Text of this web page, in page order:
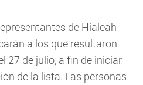
de Hialeah
a los que resultaron
27 de julio, a fin de iniciar
de la lista. Las personas